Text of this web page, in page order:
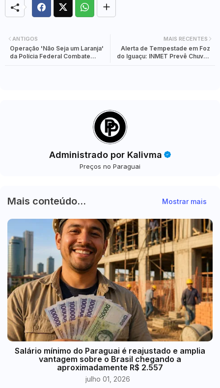
MAIS RECENTES
Alerta de Tempestade em Foz
do Iguaçu: INMET Prevê Chuvas
ANTIGOS
Operação 'Não Seja um Laranja'
da Polícia Federal Combate
Administrado por Kalivma
Preços no Paraguai
Mais conteúdo... Mostrar mais
​Salário mínimo do Paraguai é reajustado e amplia
vantagem sobre o Brasil chegando a
aproximadamente R$ 2.557
julho 01, 2026